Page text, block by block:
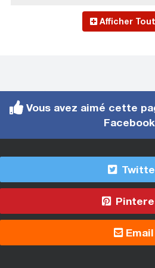
Afficher Tout
Vous avez aimé cette
Email